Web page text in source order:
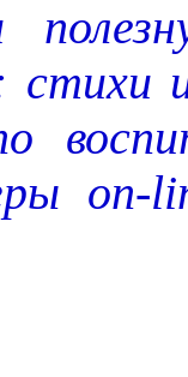
стихи